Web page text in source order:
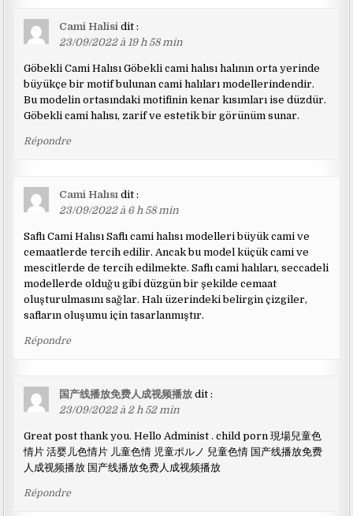
Cami Halisi dit :
23/09/2022 à 19 h 58 min
Göbekli Cami Halısı Göbekli cami halısı halının orta yerinde
büyükçe bir motif bulunan cami halıları modellerindendir.
Bu modelin ortasındaki motifinin kenar kısımları ise düzdür.
Göbekli cami halısı, zarif ve estetik bir görünüm sunar.
Répondre
Cami Halısı dit :
23/09/2022 à 6 h 58 min
Saflı Cami Halısı Saflı cami halısı modelleri büyük cami ve
cemaatlerde tercih edilir. Ancak bu model küçük cami ve
mescitlerde de tercih edilmekte. Saflı cami halıları, seccadeli
modellerde olduğu gibi düzgün bir şekilde cemaat
oluşturulmasını sağlar. Halı üzerindeki belirgin çizgiler,
safların oluşumu için tasarlanmıştır.
Répondre
国产线播放免费人成视频播放 dit :
23/09/2022 à 2 h 52 min
Great post thank you. Hello Administ . child porn 現場兒童色
情片 活婴儿色情片 儿童色情 児童ポルノ 兒童色情 国产线播放免费
人成视频播放 国产线播放免费人成视频播放
Répondre